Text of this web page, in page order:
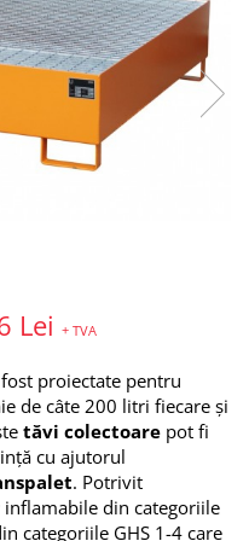
Lei + TVA
proiectate pentru
de câte 200 litri fiecare și
tăvi colectoare pot fi
cu ajutorul
. Potrivit
inflamabile din categoriile
categoriile GHS 1-4care